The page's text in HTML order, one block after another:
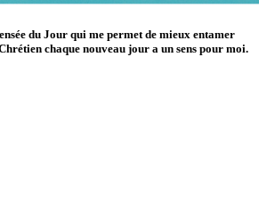
du Jour qui me permet de mieux entamer
chaque nouveau jour a un sens pour moi.